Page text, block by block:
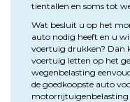
tientallen en soms tot
Wat besluit u op het
auto nodig heeft en u
voertuig drukken? Dan
voertuig letten op het
wegenbelasting
de goedkoopste auto
motorrijtuigenbelasting